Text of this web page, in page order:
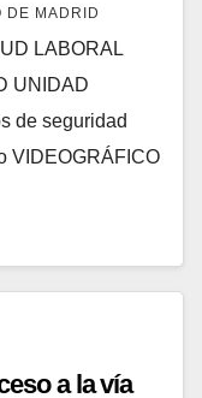
DE MADRID
LABORAL
UNIDAD
de seguridad
VIDEOGRÁFICO
a la vía